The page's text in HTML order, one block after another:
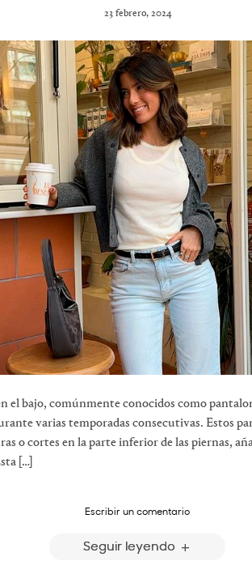
23 febrero, 2024
el bajo, comúnmente conocidos como
varias temporadas consecutivas. Estos
o cortes en la parte inferior de las piernas,
[…]
Escribir un comentario
Seguir leyendo